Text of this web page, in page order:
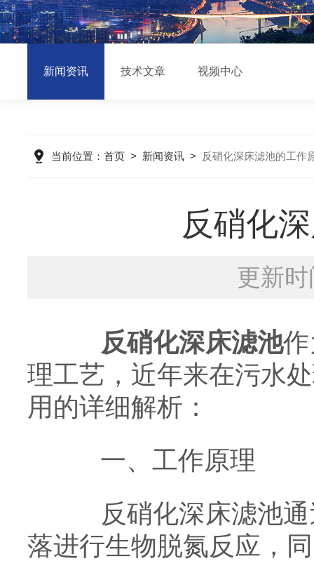
新闻资讯 技术文章 视频中心
当前位置： 首页 > 新闻资讯 > 反硝化深床滤池的工作
反硝化
更新
反硝化深床滤池
理工艺，近年来在污水
用的详细解析：
一、工作原理
反硝化深床滤池通
落进行生物脱氮反应，